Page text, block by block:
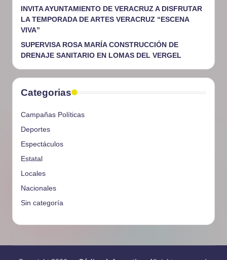
INVITA AYUNTAMIENTO DE VERACRUZ A DISFRUTAR
LA TEMPORADA DE ARTES VERACRUZ “ESCENA
VIVA”
SUPERVISA ROSA MARÍA CONSTRUCCIÓN DE
DRENAJE SANITARIO EN LOMAS DEL VERGEL
Categorias
Campañas Políticas
Deportes
Espectáculos
Estatal
Locales
Nacionales
Sin categoría